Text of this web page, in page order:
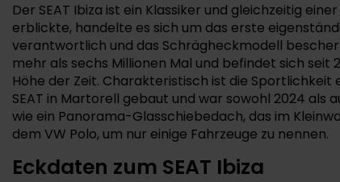
Der SEAT Ibiza ist ein Klassiker und gleichzeitig
erblickte, handelte es sich um das erste
verantwortlich und das Schrägheckmodell
mehr als sechs Millionen Mal und befindet sich
Höhe der Zeit. Charakteristisch ist die
SEAT in Martorell gebaut und war sowohl 2024 als
wie ein Panorama-Glasschiebedach, das im
dem VW Polo, um nur einige Fahrzeuge zu nennen.
Eckdaten zum SEAT Ibiza